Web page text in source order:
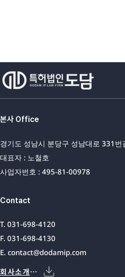
본사 Office
경기도 성남시 분당구 성남대로 331
대표자 : 노철호
사업자번호 : 495-81-00978
Contact
T. 031-698-4120
F. 031-698-4130
E. contact@dodamip.com
회사소개서